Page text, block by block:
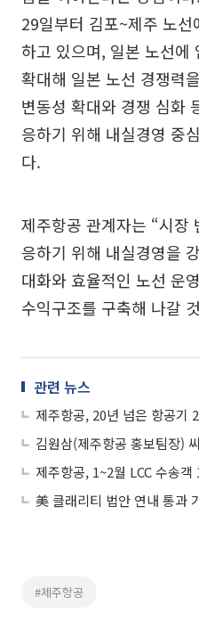
29일부터 김포~제주 노
하고 있으며, 일본 노선에
확대해 일본 노선 경쟁력
변동성 확대와 경쟁 심화
응하기 위해 내실경영 중
다.
제주항공 관계자는 “시장
응하기 위해 내실경영을
대화와 효율적인 노선 운
수익구조를 구축해 나갈
관련 뉴스
제주항공, 20년 넘은 항공기
김원삼(제주항공 홍보팀장)
#제주항공